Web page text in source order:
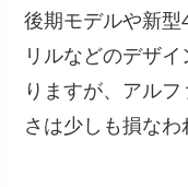
後期モデルや新
リルなどのデザ
りますが、アル
さは少しも損なわ